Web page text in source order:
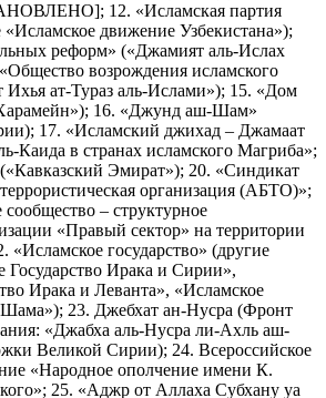
12. «Исламская партия
движение Узбекистана»);
реформ» («Джамият аль-Ислах
возрождения исламского
Ихья ат-Тураз аль-Ислами»); 15. «Дом
16. «Джунд аш-Шам»
17. «Исламский джихад – Джамаат
Каида в странах исламского Магриба»;
Эмират»); 20. «Синдикат
организация (АБТО)»;
сообщество – структурное
«Правый сектор» на территории
государство» (другие
Государство Ирака и Сирии»,
Ирака и Леванта», «Исламское
Шама»); 23. Джебхат ан-Нусра (Фронт
«Джабха аль-Нусра ли-Ахль аш-
Великой Сирии); 24. Всероссийское
«Народное ополчение имени К.
25. «Аджр от Аллаха Субхану уа